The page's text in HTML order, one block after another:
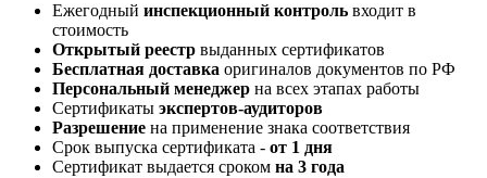
Ежегодный инспекционный контроль входит в
стоимость
Открытый реестр выданных сертификатов
Бесплатная доставка оригиналов документов по РФ
Персональный менеджер на всех этапах работы
Сертификаты экспертов-аудиторов
Разрешение на применение знака соответствия
Срок выпуска сертификата - от 1 дня
Сертификат выдается сроком на 3 года